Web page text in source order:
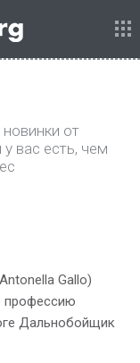
от
вас есть, чем
Gallo)
профессию
Дальнобойщик